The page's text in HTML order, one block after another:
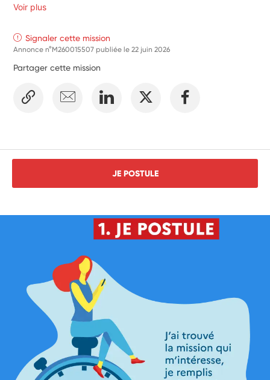
- Participer aux sorties scolaires
Voir plus
Signaler cette mission
Annonce n°M260015507 publiée le22 juin 2026
Partager cette mission
JE POSTULE